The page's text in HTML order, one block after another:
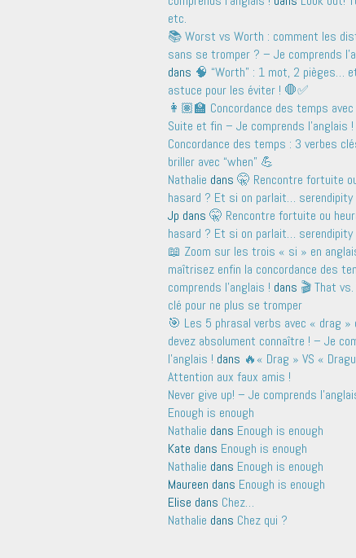
etc.
📚 Worst vs Worth : comment les
sans se tromper ? – Je comprends
dans 🧠 “Worth” : 1 mot, 2 pièges…
astuce pour les éviter ! 🛑✅
👩🏽‍🏫 Concordance des temps avec
Suite et fin – Je comprends l'anglais !
Concordance des temps : 3 verbes
briller avec “when” 💪
Nathalie dans 🤫 Rencontre fortuite
hasard ? Et si on parlait… serendipity
Jp dans 🤫 Rencontre fortuite ou
hasard ? Et si on parlait… serendipity
📖 Zoom sur les trois « si » en
maîtrisez enfin la concordance des
comprends l'anglais ! dans 🎬 That
clé pour ne plus se tromper
🎯 Les 5 phrasal verbs avec « drag »
devez absolument connaître ! – Je
l'anglais ! dans 🔥« Drag » VS «
Attention aux faux amis !
Never give up! – Je comprends
Enough is enough
Nathalie dans Enough is enough
Kate dans Enough is enough
Nathalie dans Enough is enough
Maureen dans Enough is enough
Elise dans Chez…
Nathalie dans Chez qui ?